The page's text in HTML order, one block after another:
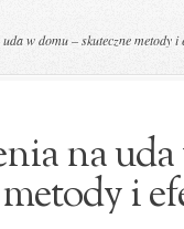
w domu – skuteczne metody i
na
metody i